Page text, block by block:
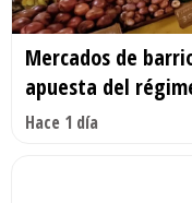
Mercados de
apuesta del
Hace 1 día